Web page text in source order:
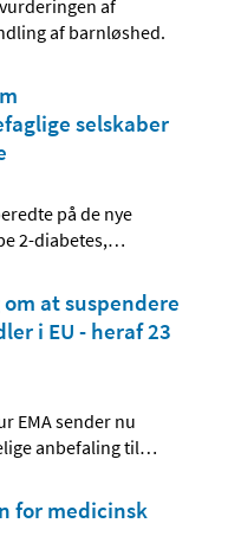
af
af barnløshed.
selskaber
på de nye
2-diabetes,…
at suspendere
i EU - heraf 23
EMA sender nu
anbefaling til…
for medicinsk